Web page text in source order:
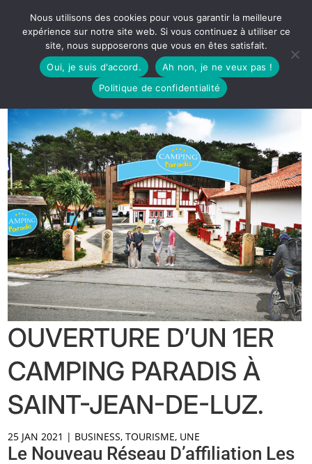
OUVERTURE D’UN 1ER
CAMPING PARADIS À
SAINT-JEAN-DE-LUZ.
25 JAN 2021 | BUSINESS,TOURISME, UNE
Le Nouveau Réseau D’affiliation Les
Nous utilisons des cookies pour vous garantir la meilleure
expérience sur notre site web. Si vous continuez à utiliser ce
site, nous supposerons que vous en êtes satisfait.
Oui, je suis d'accord.
Ah non, je ne veux pas !
Politique de confidentialité